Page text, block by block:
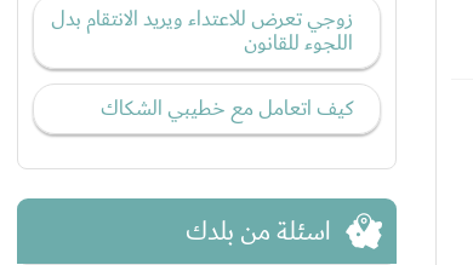
زوجي تعرض للاعتداء ويريد الانتقام بدل
اللجوء للقانون
كيف اتعامل مع خطيبي الشكاك
اسئلة من بلدك